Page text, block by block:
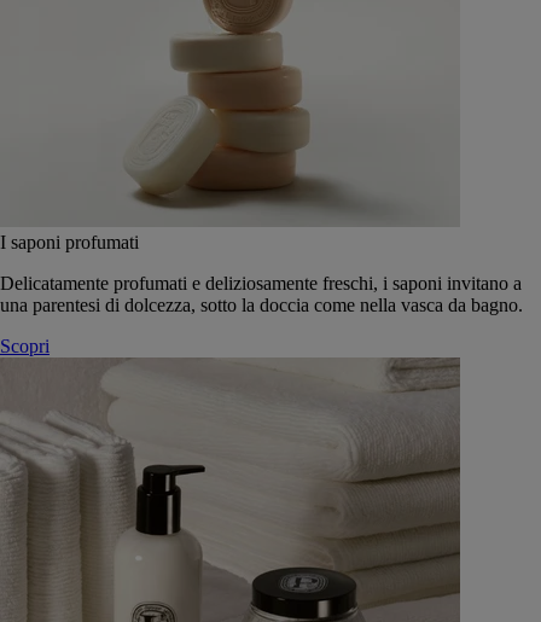
I saponi profumati
Delicatamente profumati e deliziosamente freschi, i saponi invitano a
una parentesi di dolcezza, sotto la doccia come nella vasca da bagno.
Scopri